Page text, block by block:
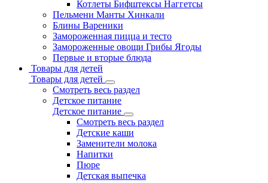
Котлеты Бифштексы Наггетсы
Пельмени Манты Хинкали
Блины Вареники
Замороженная пицца и тесто
Замороженные овощи Грибы Ягоды
Первые и вторые блюда
Товары для детей
Товары для детей
Смотреть весь раздел
Детское питание
Детское питание
Смотреть весь раздел
Детские каши
Заменители молока
Напитки
Пюре
Детская выпечка